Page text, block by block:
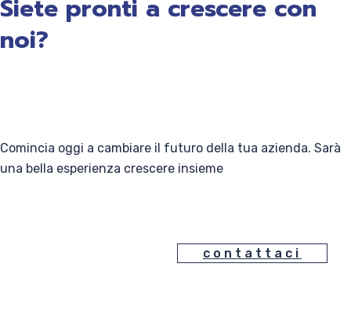
Siete pronti a crescere con
noi?
Comincia oggi a cambiare il futuro della tua azienda. Sarà
una bella esperienza crescere insieme
contattaci